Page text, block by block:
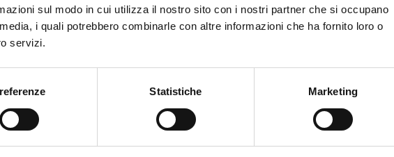
sul modo in cui utilizza il nostro sito con i nostri partner che si occupano
i quali potrebbero combinarle con altre informazioni che ha fornito loro o
servizi.
Statistiche Marketing